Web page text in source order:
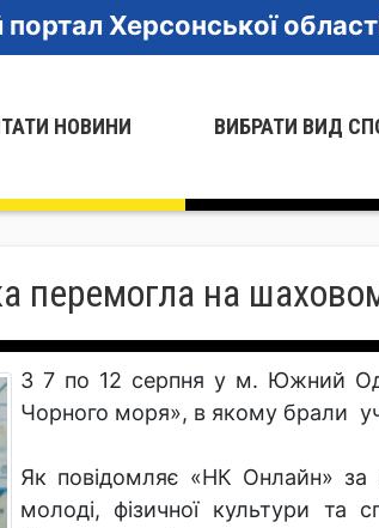
Херсонської
НОВИНИ ВИБРАТИ ВИД
перемогла на
З 7 по 12 серпня у м. Южний
Чорного моря», в якому брали
Як повідомляє «НК Онлайн» за
молоді, фізичної культури та